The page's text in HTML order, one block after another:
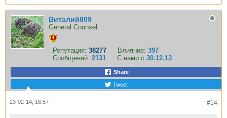
Виталий809
General Counsel
Репутация: 38277 Влияние: 397
Сообщений: 2131 С нами с 30.12.13
Share
Tweet
#14
23-02-14, 16:57